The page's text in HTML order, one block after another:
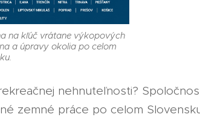
na kľúč vrátane výkopových
a úpravy okolia po celom
nehnuteľnosti?
zemné práce po celom